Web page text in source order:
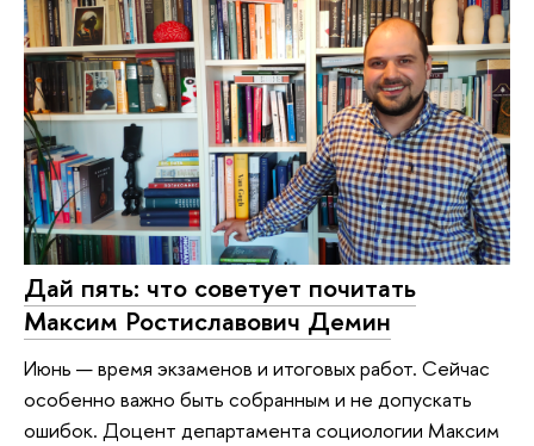
Дай пять: что советует почитать
Максим Ростиславович Демин
Июнь — время экзаменов и итоговых работ. Сейчас
особенно важно быть собранным и не допускать
ошибок. Доцент департамента социологии Максим